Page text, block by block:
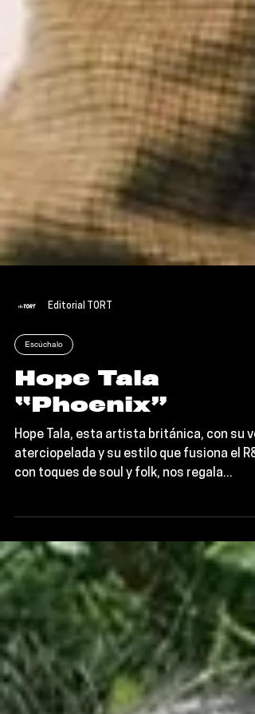
Editorial TORT
Escúchalo
Hope Tala
“Phoenix”
con toques de soul y folk, nos regala...